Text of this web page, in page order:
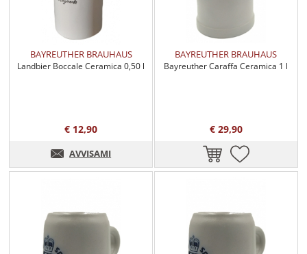
BAYREUTHER BRAUHAUS
Landbier Boccale Ceramica 0,50 l
€ 12,90
AVVISAMI
BAYREUTHER BRAUHAUS
Bayreuther Caraffa Ceramica 1 l
€ 29,90